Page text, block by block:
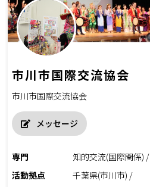
市川市国際交流協会
市川市国際交流協会
メッセージ
専門
知的交流(国際関係) /
活動拠点
千葉県(市川市) /